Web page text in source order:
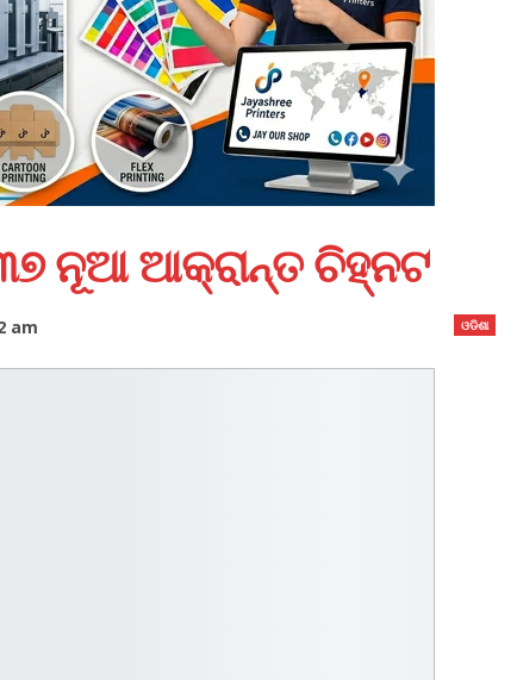
ନୂଆ ଆକ୍ରାନ୍ତ ଚିହ୍ନଟ
ଓଡିଶା
am